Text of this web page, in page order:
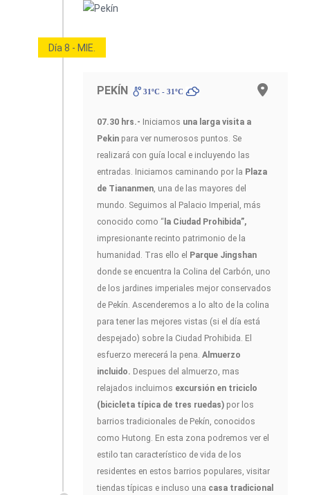
Día 8 - MIE.
PEKÍN 31ºC - 31ºC
07.30 hrs.- Iniciamos una larga visita a
Pekin para ver numerosos puntos. Se
realizará con guía local e incluyendo las
entradas. Iniciamos caminando por la Plaza
de Tiananmen , una de las mayores del
mundo. Seguimos al Palacio Imperial, más
conocido como “ la Ciudad Prohibida”,
impresionante recinto patrimonio de la
humanidad. Tras ello el Parque Jingshan
donde se encuentra la Colina del Carbón, uno
de los jardines imperiales mejor conservados
de Pekín. Ascenderemos a lo alto de la colina
para tener las mejores vistas (si el día está
despejado) sobre la Ciudad Prohibida. El
esfuerzo merecerá la pena. Almuerzo
incluido. Despues del almuerzo, mas
relajados incluimos excursión en triciclo
(bicicleta típica de tres ruedas) por los
barrios tradicionales de Pekín, conocidos
como Hutong. En esta zona podremos ver el
estilo tan característico de vida de los
residentes en estos barrios populares, visitar
tiendas típicas e incluso una casa tradicional